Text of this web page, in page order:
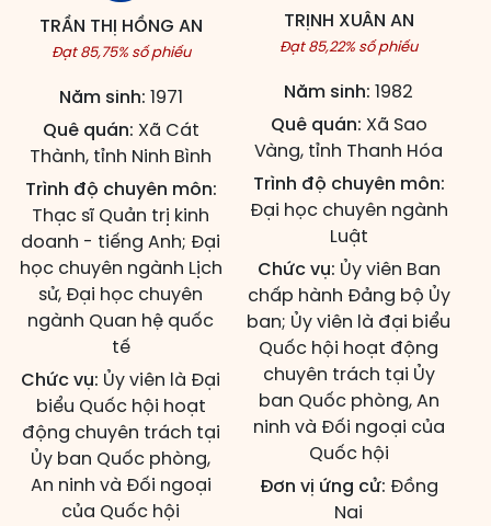
TRẦN THỊ HỒNG AN
Đạt 85,75% số phiếu
Năm sinh: 1971
Quê quán: Xã Cát
Thành, tỉnh Ninh Bình
Trình độ chuyên môn:
Thạc sĩ Quản trị kinh
doanh - tiếng Anh; Đại
học chuyên ngành Lịch
sử, Đại học chuyên
ngành Quan hệ quốc
tế
Chức vụ: Ủy viên là Đại
biểu Quốc hội hoạt
động chuyên trách tại
Ủy ban Quốc phòng,
An ninh và Đối ngoại
của Quốc hội
TRỊNH XUÂN AN
Đạt 85,22% số phiếu
Năm sinh: 1982
Quê quán: Xã Sao
Vàng, tỉnh Thanh Hóa
Trình độ chuyên môn:
Đại học chuyên ngành
Luật
Chức vụ: Ủy viên Ban
chấp hành Đảng bộ Ủy
ban; Ủy viên là đại biểu
Quốc hội hoạt động
chuyên trách tại Ủy
ban Quốc phòng, An
ninh và Đối ngoại của
Quốc hội
Đơn vị ứng cử: Đồng
Nai